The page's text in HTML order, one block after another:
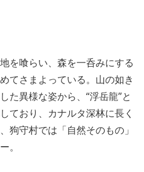
を喰らい、森を一呑みにする
てさまよっている。山の如き
た異様な姿から、“浮岳龍”と
ており、カナルタ深林に長く
狗守村では「自然そのもの」
。